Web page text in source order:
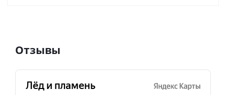
Отзывы